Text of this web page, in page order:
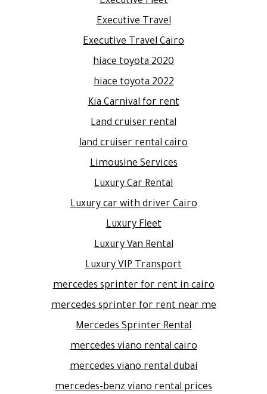
Executive Travel
Executive Travel Cairo
hiace toyota 2020
hiace toyota 2022
Kia Carnival for rent
Land cruiser rental
land cruiser rental cairo
Limousine Services
Luxury Car Rental
Luxury car with driver Cairo
Luxury Fleet
Luxury Van Rental
Luxury VIP Transport
mercedes sprinter for rent in cairo
mercedes sprinter for rent near me
Mercedes Sprinter Rental
mercedes viano rental cairo
mercedes viano rental dubai
mercedes-benz viano rental prices